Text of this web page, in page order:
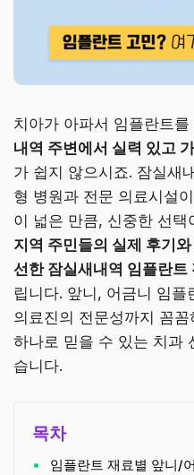
치아가 아파서 임플란트
내역 주변에서 실력 있고
가 쉽지 않으시죠. 잠실새
형 병원과 전문 의료시설
이 넓은 만큼, 신중한 선
지역 주민들의 실제 후기
선한 잠실새내역 임플란트
립니다. 앞니, 어금니 임
의료진의 전문성까지 꼼
하나로 믿을 수 있는 치과
습니다.
목차
임플란트 재료별 앞니/